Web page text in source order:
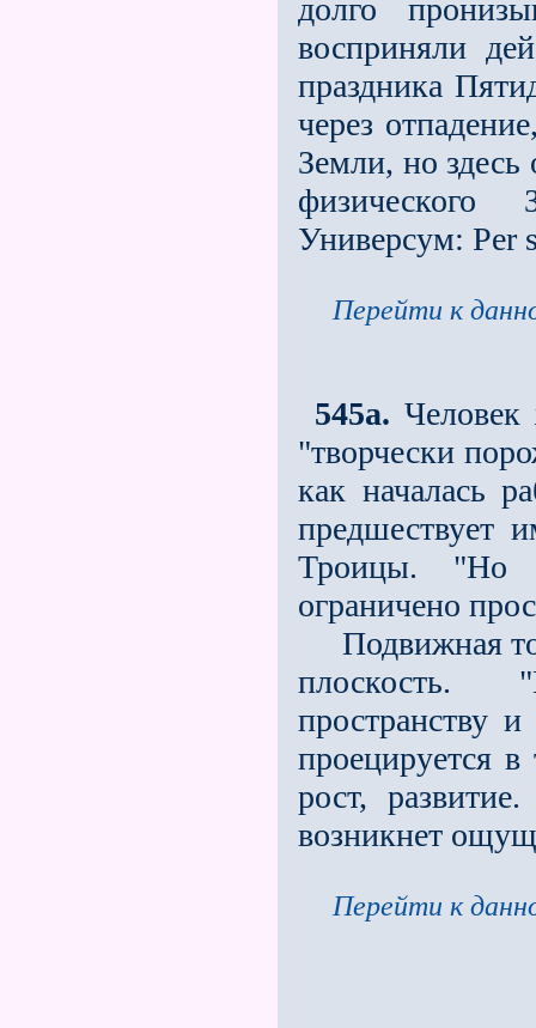
долго
восприняли
праздника
через
Земли, но
физического
Универсум: Per
Перейти к
545а. Человек
"творчески
как началась
предшествует
Троицы. "Но
ограничено
Подвижная
плоскость.
пространству
проецируется
рост,
возникнет
Перейти к